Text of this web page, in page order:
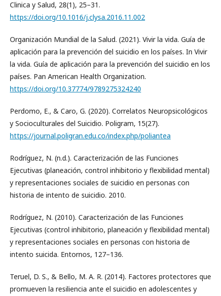
Clinica y Salud, 28(1), 25–31.
https://doi.org/10.1016/j.clysa.2016.11.002
Organización Mundial de la Salud. (2021). Vivir la vida. Guía de
aplicación para la prevención del suicidio en los países. In Vivir
la vida. Guía de aplicación para la prevención del suicidio en los
países. Pan American Health Organization.
https://doi.org/10.37774/9789275324240
Perdomo, E., & Caro, G. (2020). Correlatos Neuropsicológicos
y Socioculturales del Suicidio. Poligram, 15(27).
https://journal.poligran.edu.co/index.php/poliantea
Rodríguez, N. (n.d.). Caracterización de las Funciones
Ejecutivas (planeación, control inhibitorio y flexibilidad mental)
y representaciones sociales de suicidio en personas con
historia de intento de suicidio. 2010.
Rodríguez, N. (2010). Caracterización de las Funciones
Ejecutivas (control inhibitorio, planeación y flexibilidad mental)
y representaciones sociales en personas con historia de
intento suicida. Entornos, 127–136.
Teruel, D. S., & Bello, M. A. R. (2014). Factores protectores que
promueven la resiliencia ante el suicidio en adolescentes y